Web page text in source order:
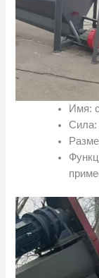
Имя:
Сила: